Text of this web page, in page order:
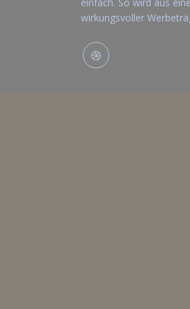
wirkungsvoller